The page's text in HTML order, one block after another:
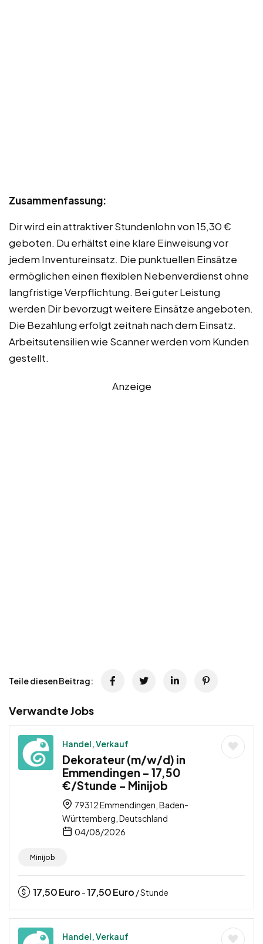
Zusammenfassung:
Dir wird ein attraktiver Stundenlohn von 15,30 €
geboten. Du erhältst eine klare Einweisung vor
jedem Inventureinsatz. Die punktuellen Einsätze
ermöglichen einen flexiblen Nebenverdienst ohne
langfristige Verpflichtung. Bei guter Leistung
werden Dir bevorzugt weitere Einsätze angeboten.
Die Bezahlung erfolgt zeitnah nach dem Einsatz.
Arbeitsutensilien wie Scanner werden vom Kunden
gestellt.
Anzeige
Teile diesen Beitrag:
Verwandte Jobs
Handel, Verkauf
Dekorateur (m/w/d) in
Emmendingen – 17,50
€/Stunde – Minijob
79312 Emmendingen, Baden-
Württemberg, Deutschland
04/08/2026
Minijob
17,50Euro -17,50Euro / Stunde
Handel, Verkauf